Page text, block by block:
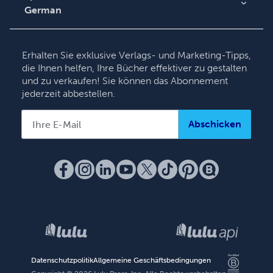
German
English
Français
Italiano
Erhalten Sie exklusive Verlags- und Marketing-Tipps,
die Ihnen helfen, Ihre Bücher effektiver zu gestalten
und zu verkaufen! Sie können das Abonnement
jederzeit abbestellen.
Abschicken
DatenschutzpolitikAllgemeine Geschäftsbedingungen